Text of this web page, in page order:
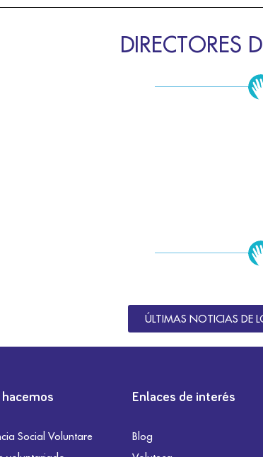
DIRECTORES
ÚLTIMAS NOTICIAS DE
hacemos
Social Voluntare
Enlaces de interés
Blog